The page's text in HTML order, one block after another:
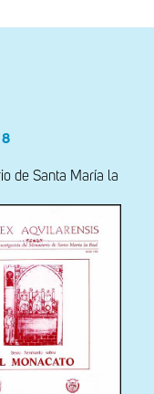
8
de Santa María la